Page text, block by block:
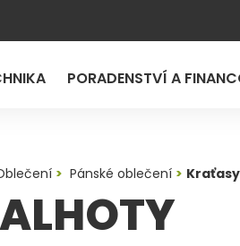
PORADENSTVÍ A
Pánské oblečení